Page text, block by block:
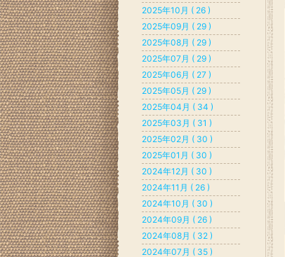
2025年10月 ( 26 )
2025年09月 ( 29 )
2025年08月 ( 29 )
2025年07月 ( 29 )
2025年06月 ( 27 )
2025年05月 ( 29 )
2025年04月 ( 34 )
2025年03月 ( 31 )
2025年02月 ( 30 )
2025年01月 ( 30 )
2024年12月 ( 30 )
2024年11月 ( 26 )
2024年10月 ( 30 )
2024年09月 ( 26 )
2024年08月 ( 32 )
2024年07月 ( 35 )